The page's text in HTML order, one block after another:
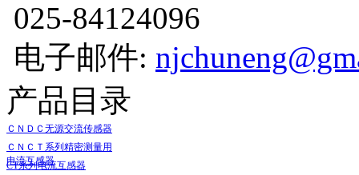
025-84124096
电子邮件:
产品目录
ＣＮＤＣ无源交流传感器
ＣＮＣＴ系列精密测量用
电流互感器
CT系列电流互感器